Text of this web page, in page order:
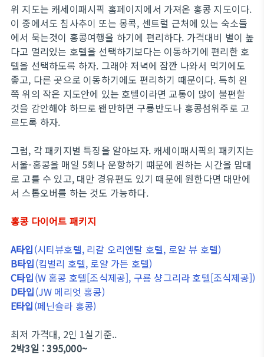
위 지도는 캐세이패시픽 홈페이지에서 가져온 홍콩 지도이다.
이 중에서도 침사추이 또는 몽콕, 센트럴 근처에 있는 숙소들
에서 묵는것이 홍콩여행을 하기에 편리하다. 가격대비 별이 높
다고 멀리있는 호텔을 선택하기보다는 이동하기에 편리한 호
텔을 선택하도록 하자. 그래야 저녁에 잠깐 나와서 먹기에도
좋고, 다른 곳으로 이동하기에도 편리하기 때문이다. 특히 왼
쪽 위의 작은 지도안에 있는 호텔이라면 교통이 많이 불편할
것을 감안해야 하므로 왠만하면 구룡반도나 홍콩섬위주로 고
르도록 하자.
그럼, 각 패키지별 특징을 알아보자. 캐세이패시픽의 패키지는
서울-홍콩을 매일 5회나 운항하기 떄문에 원하는 시간을 맘대
로 고를 수 있고, 대만 경유편도 있기 때문에 원한다면 대만에
서 스톱오버를 하는 것도 가능하다.
홍콩 다이어트 패키지
A타입(시티뷰호텔, 리갈 오리엔탈 호텔, 로얄 뷰 호텔)
B타입(킴벌리 호텔, 로얄 가든 호텔)
C타입(W 홍콩 호텔[조식제공], 구룡 샹그리라 호텔[조식제공])
D타입(JW 메리엇 홍콩)
E타입(페닌슐라 홍콩)
최저 가격대, 2인 1실기준..
2박3일 : 395,000~